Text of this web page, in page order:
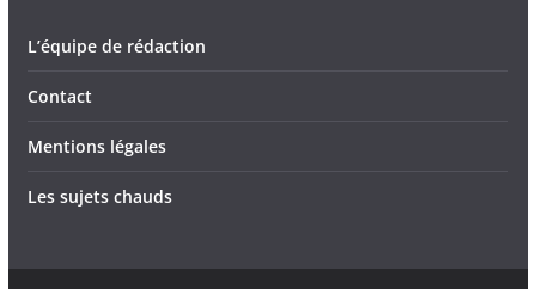
L’équipe de rédaction
Contact
Mentions légales
Les sujets chauds